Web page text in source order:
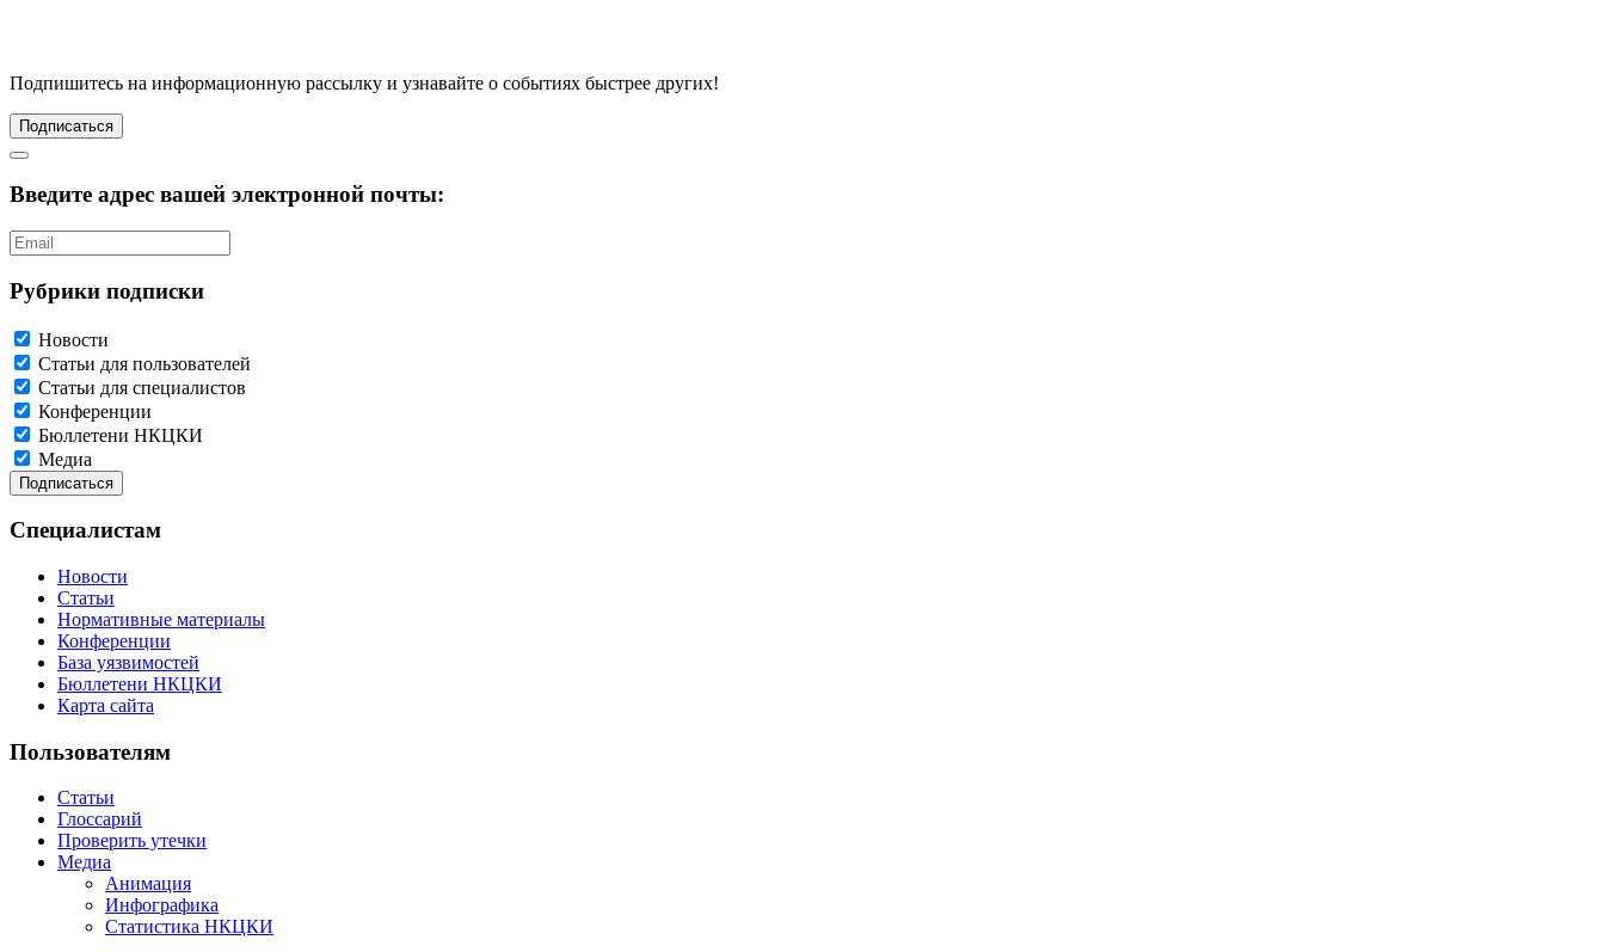
Подпишитесь на информационную рассылку и узнавайте о событиях быстрее других!
Подписаться
Введите адрес вашей электронной почты:
Рубрики подписки
Новости
Статьи для пользователей
Статьи для специалистов
Конференции
Бюллетени НКЦКИ
Медиа
Специалистам
Новости
Статьи
Нормативные материалы
Конференции
База уязвимостей
Бюллетени НКЦКИ
Карта сайта
Пользователям
Статьи
Глоссарий
Проверить утечки
Медиа
Анимация
Инфографика
Статистика НКЦКИ